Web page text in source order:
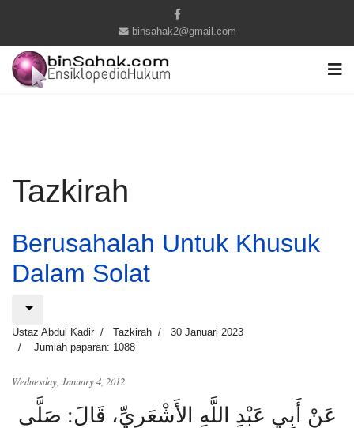
binsahak2@gmail.com
Tazkirah
Berusahalah Untuk Khusuk
Dalam Solat
Ustaz Abdul Kadir Tazkirah
30 Januari 2023
Jumlah paparan: 1088
Wednesday, January 4, 2012
عَنْ أَبِي عَبْدِ اللَّهِ الأَشْعَرِيِّ، قَالَ: صَلَّى